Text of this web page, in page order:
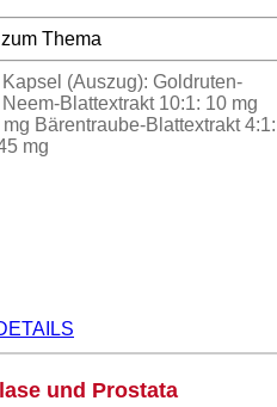
(Auszug): Goldruten-
Blattextrakt 10:1: 10 mg
Bärentraube-Blattextrakt 4:1:
mg
und Prostata